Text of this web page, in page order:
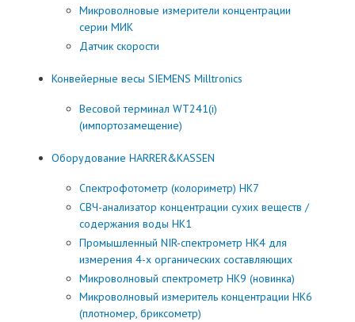
Микроволновые измерители концентрации
серии МИК
Датчик скорости
Конвейерные весы SIEMENS Milltronics
Весовой терминал WT241(i)
(импортозамещение)
Оборудование HARRER&KASSEN
Спектрофотометр (колориметр) HK7
СВЧ-анализатор концентрации сухих веществ /
содержания воды НК1
Промышленный NIR-спектрометр HK4 для
измерения 4-х органических составляющих
Микроволновый спектрометр НК9 (новинка)
Микроволновый измеритель концентрации НК6
(плотномер, бриксометр)